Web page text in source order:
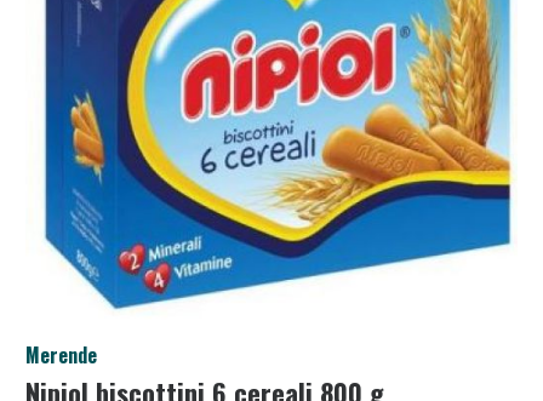
Merende
Nipiol biscottini 6 cereali 800 g
Salini e Multivitaminici: oggi Sconto extra fino al